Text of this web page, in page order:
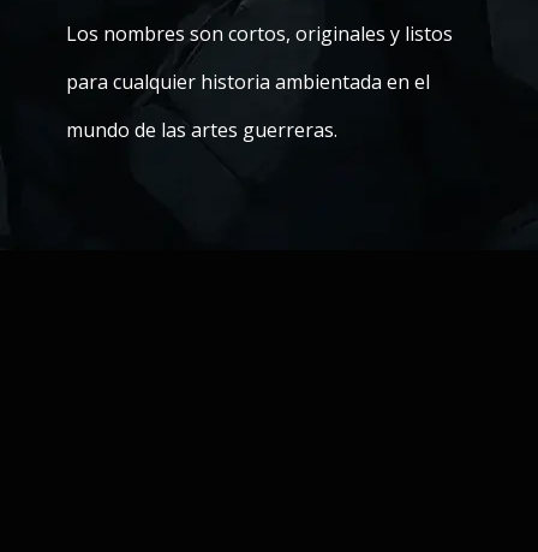
Los nombres son cortos, originales y listos
para cualquier historia ambientada en el
mundo de las artes guerreras.